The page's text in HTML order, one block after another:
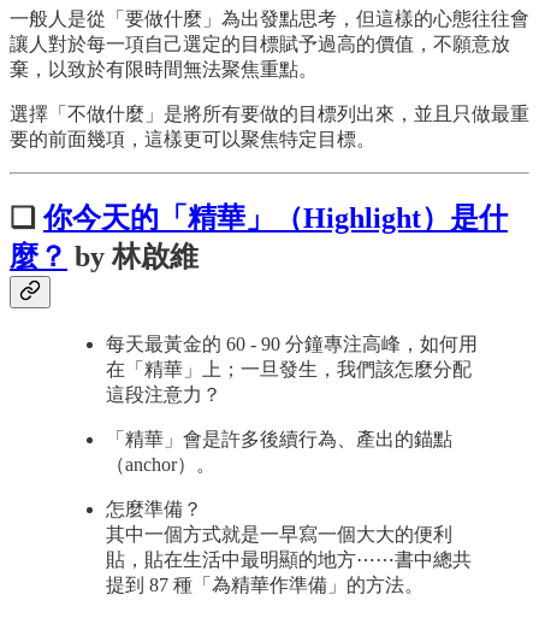
一般人是從「要做什麼」為出發點思考，但這樣的心態往往會
讓人對於每一項自己選定的目標賦予過高的價值，不願意放
棄，以致於有限時間無法聚焦重點。
選擇「不做什麼」是將所有要做的目標列出來，並且只做最重
要的前面幾項，這樣更可以聚焦特定目標。
❏你今天的「精華」（Highlight）是什
麼？ by 林啟維
每天最黃金的 60 - 90 分鐘專注高峰，如何用
在「精華」上；一旦發生，我們該怎麼分配
這段注意力？
「精華」會是許多後續行為、產出的錨點
（anchor）。
怎麼準備？
其中一個方式就是一早寫一個大大的便利
貼，貼在生活中最明顯的地方⋯⋯書中總共
提到 87 種「為精華作準備」的方法。